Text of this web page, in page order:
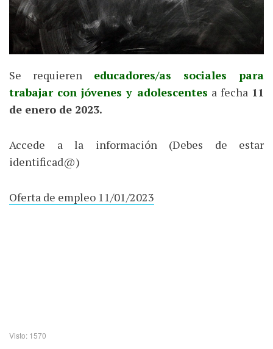
Se requieren educadores/as sociales para
trabajar con jóvenes y adolescentes a fecha 11
de enero de 2023.
Accede a la información (Debes de estar
identificad@)
Oferta de empleo 11/01/2023
Visto: 1570